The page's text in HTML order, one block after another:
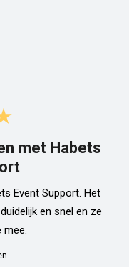
met Habets
Event Support. Het
en snel en ze
mee.